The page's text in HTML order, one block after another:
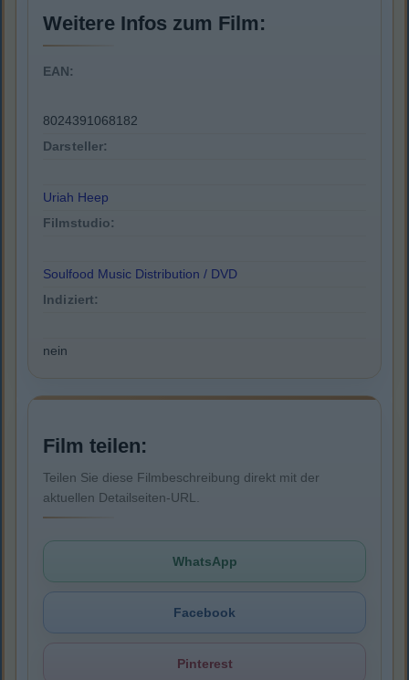
Weitere Infos zum Film:
EAN:
8024391068182
Darsteller:
Uriah Heep
Filmstudio:
Soulfood Music Distribution / DVD
Indiziert:
nein
Film teilen:
Teilen Sie diese Filmbeschreibung direkt mit der
aktuellen Detailseiten-URL.
WhatsApp
Facebook
Pinterest